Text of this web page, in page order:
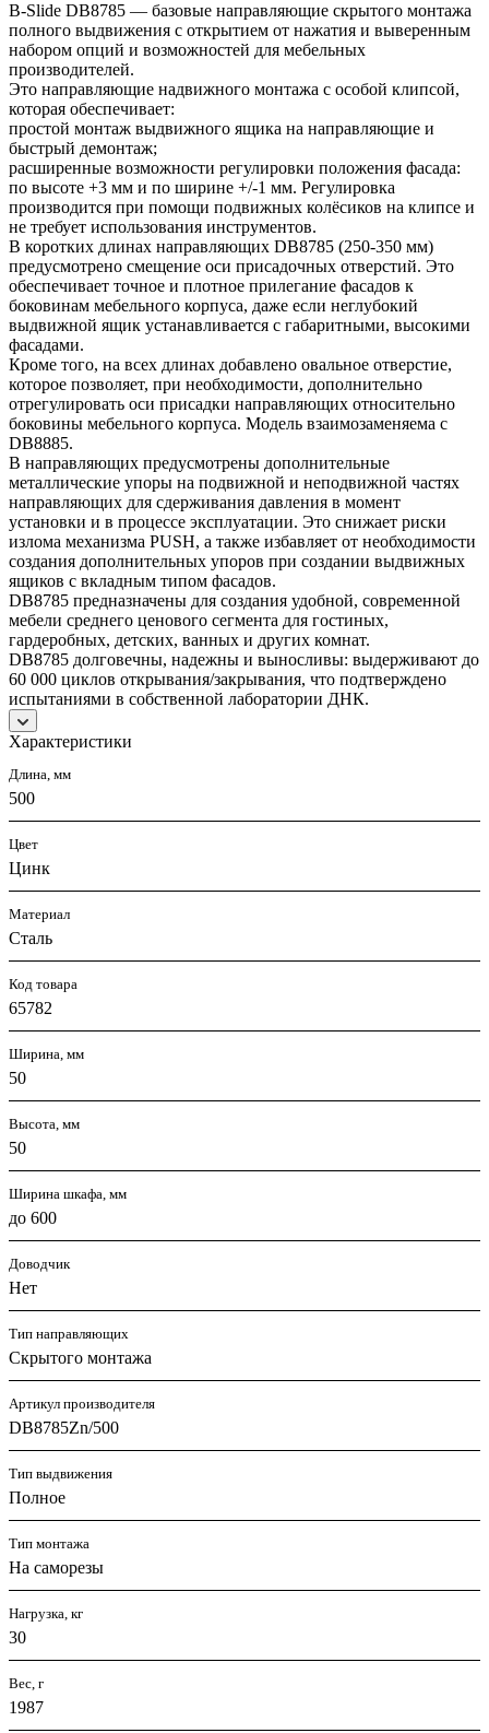
B-Slide DB8785 — базовые направляющие скрытого монтажа
полного выдвижения с открытием от нажатия и выверенным
набором опций и возможностей для мебельных
производителей.
Это направляющие надвижного монтажа с особой клипсой,
которая обеспечивает:
простой монтаж выдвижного ящика на направляющие и
быстрый демонтаж;
расширенные возможности регулировки положения фасада:
по высоте +3 мм и по ширине +/-1 мм. Регулировка
производится при помощи подвижных колёсиков на клипсе и
не требует использования инструментов.
В коротких длинах направляющих DB8785 (250-350 мм)
предусмотрено смещение оси присадочных отверстий. Это
обеспечивает точное и плотное прилегание фасадов к
боковинам мебельного корпуса, даже если неглубокий
выдвижной ящик устанавливается с габаритными, высокими
фасадами.
Кроме того, на всех длинах добавлено овальное отверстие,
которое позволяет, при необходимости, дополнительно
отрегулировать оси присадки направляющих относительно
боковины мебельного корпуса. Модель взаимозаменяема с
DB8885.
В направляющих предусмотрены дополнительные
металлические упоры на подвижной и неподвижной частях
направляющих для сдерживания давления в момент
установки и в процессе эксплуатации. Это снижает риски
излома механизма PUSH, а также избавляет от необходимости
создания дополнительных упоров при создании выдвижных
ящиков с вкладным типом фасадов.
DB8785 предназначены для создания удобной, современной
мебели среднего ценового сегмента для гостиных,
гардеробных, детских, ванных и других комнат.
DB8785 долговечны, надежны и выносливы: выдерживают до
60 000 циклов открывания/закрывания, что подтверждено
испытаниями в собственной лаборатории ДНК.
Характеристики
Длина, мм
500
Цвет
Цинк
Материал
Сталь
Код товара
65782
Ширина, мм
50
Высота, мм
50
Ширина шкафа, мм
до 600
Доводчик
Нет
Тип направляющих
Скрытого монтажа
Артикул производителя
DB8785Zn/500
Тип выдвижения
Полное
Тип монтажа
На саморезы
Нагрузка, кг
30
Вес, г
1987